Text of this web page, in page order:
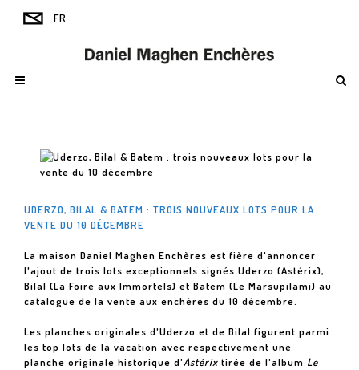
UDERZO, BILAL & BATEM : TROIS NOUVEAUX LOTS POUR LA
VENTE DU 10 DÉCEMBRE
La maison Daniel Maghen Enchères est fière d'annoncer
l'ajout de trois lots exceptionnels signés Uderzo (Astérix),
Bilal (La Foire aux Immortels) et Batem (Le Marsupilami) au
catalogue de la vente aux enchères du 10 décembre.
Les planches originales d'Uderzo et de Bilal figurent parmi
les top lots de la vacation avec respectivement une
planche originale historique d'Astérix tirée de l'album Le